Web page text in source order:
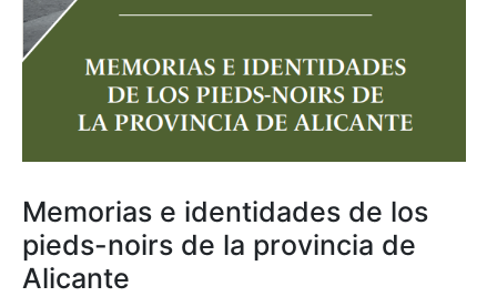
Memorias e identidades de los
pieds-noirs de la provincia de
Alicante